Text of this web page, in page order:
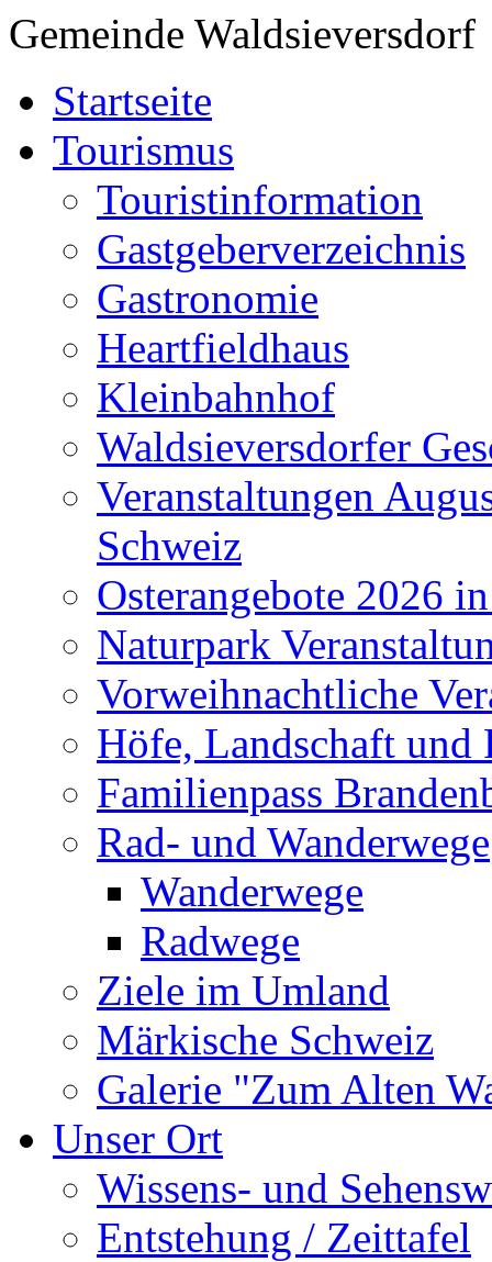
Gemeinde Waldsieversdorf
Startseite
Tourismus
Touristinformation
Gastgeberverzeichnis
Gastronomie
Heartfieldhaus
Kleinbahnhof
Waldsieversdorfer
Veranstaltungen
Schweiz
Osterangebote 2026
Naturpark
Vorweihnachtliche
Höfe, Landschaft und
Familienpass
Rad- und Wanderwege
Wanderwege
Radwege
Ziele im Umland
Märkische Schweiz
Galerie "Zum Alten
Unser Ort
Wissens- und
Entstehung / Zeittafel